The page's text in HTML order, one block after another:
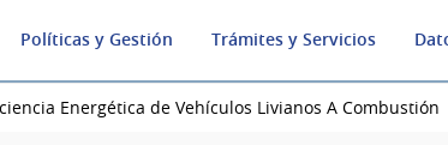
Políticas y Gestión Trámites y Servicios
Energética de Vehículos Livianos A Combustión